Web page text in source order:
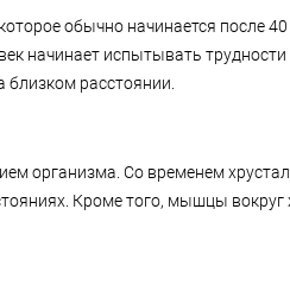
обычно начинается после
начинает испытывать
близком расстоянии.
организма. Со временем
Кроме того, мышцы